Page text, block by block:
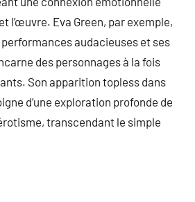
l’œuvre. Eva Green, par exemple,
audacieuses et ses
des personnages à la fois
Son apparition topless dans
d’une exploration profonde de
transcendant le simple